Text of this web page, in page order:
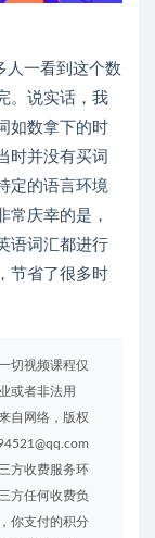
一看到这个数
。说实话，我
如数拿下的时
时并没有买词
定的语言环境
常庆幸的是，
语词汇都进行
节省了很多时
切视频课程仅
或者非法用
自网络，版权
方收费服务环
方任何收费负
你支付的积分